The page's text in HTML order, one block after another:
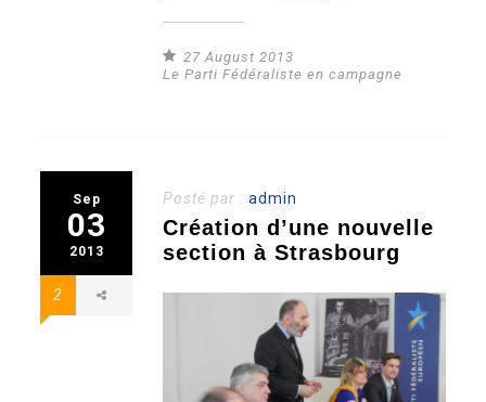
27 August 2013
Le Parti Fédéraliste en campagne
Sep
03
2013
2
Posté par :admin
Création d’une nouvelle
section à Strasbourg